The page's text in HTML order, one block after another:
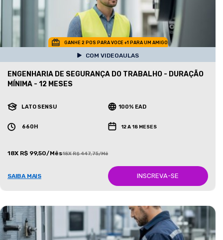
GANHE 2 POS PARA VOCE +1 PARA UM AMIGO
COM VIDEOAULAS
ENGENHARIA DE SEGURANÇA DO TRABALHO - DURAÇÃO
MÍNIMA - 12 MESES
LATO SENSU 100% EAD
660H 12 A 18 MESES
18X R$ 99,50/Mês18X R$ 447,75/Mês
SAIBA MAIS INSCREVA-SE